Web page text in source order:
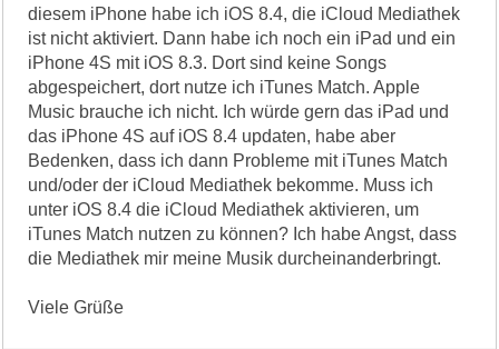
diesem iPhone habe ich iOS 8.4, die iCloud Mediathek
ist nicht aktiviert. Dann habe ich noch ein iPad und ein
iPhone 4S mit iOS 8.3. Dort sind keine Songs
abgespeichert, dort nutze ich iTunes Match. Apple
Music brauche ich nicht. Ich würde gern das iPad und
das iPhone 4S auf iOS 8.4 updaten, habe aber
Bedenken, dass ich dann Probleme mit iTunes Match
und/oder der iCloud Mediathek bekomme. Muss ich
unter iOS 8.4 die iCloud Mediathek aktivieren, um
iTunes Match nutzen zu können? Ich habe Angst, dass
die Mediathek mir meine Musik durcheinanderbringt.
Viele Grüße